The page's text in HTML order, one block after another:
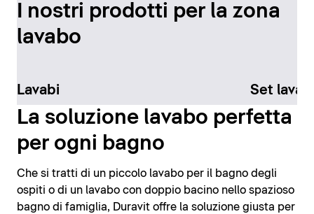
I nostri prodotti per la zona
lavabo
Lavabi Set
La soluzione lavabo perfetta
per ogni bagno
Che si tratti di un piccolo lavabo per il bagno degli
ospiti o di un lavabo con doppio bacino nello spazioso
bagno di famiglia, Duravit offre la soluzione giusta per